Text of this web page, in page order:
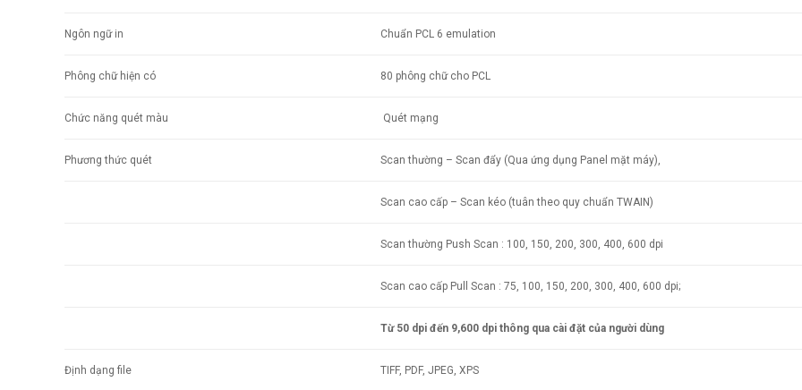
Ngôn ngữ in Chuẩn PCL 6 emulation
Phông chữ hiện có 80 phông chữ cho PCL
Chức năng quét màu Quét mạng
Phương thức quét Scan thường – Scan đẩy (Qua ứng dụng Panel mặt máy),
Scan cao cấp – Scan kéo (tuân theo quy chuẩn TWAIN)
Scan thường Push Scan : 100, 150, 200, 300, 400, 600 dpi
Scan cao cấp Pull Scan : 75, 100, 150, 200, 300, 400, 600 dpi;
Từ 50 dpi đến 9,600 dpi thông qua cài đặt của người dùng
Định dạng file TIFF, PDF, JPEG, XPS